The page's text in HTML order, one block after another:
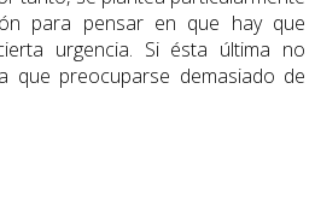
para pensar en que hay que
urgencia. Si ésta última no
que preocuparse demasiado de